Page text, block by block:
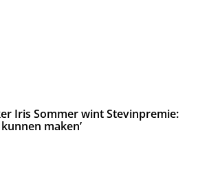
Iris Sommer wint Stevinpremie:
maken’